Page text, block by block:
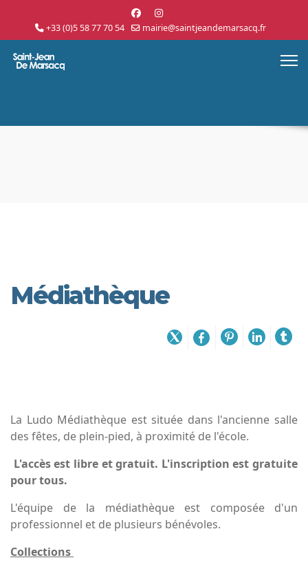
+33 (0)5 58 77 70 54 mairie@saintjeandemarsacq.fr
Médiathèque
La Ludo Médiathèque est située dans l'ancienne salle
des fêtes, de plein-pied, à proximité de l'école.
L'accès est libre et gratuit. L'inscription est gratuite
pour tous.
L'équipe de la médiathèque est composée d'un
professionnel et de plusieurs bénévoles.
Collections